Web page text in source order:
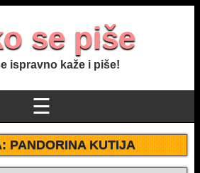
se piše
ispravno kaže i piše!
☰
PANDORINA KUTIJA